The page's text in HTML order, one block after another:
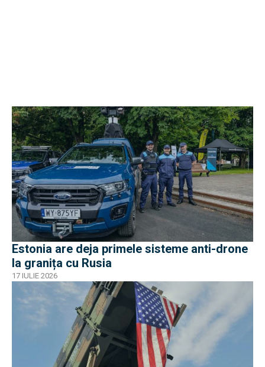
Estonia are deja primele sisteme anti-drone
la granița cu Rusia
17 IULIE 2026